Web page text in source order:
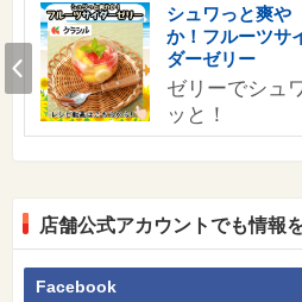
シュワっと爽や
か！フルーツサ
ダーゼリー
ゼリーでシュ
ッと！
Prev
店舗公式アカウントでも情報
Facebook